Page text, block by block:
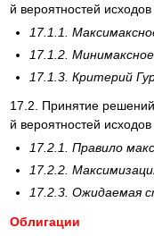
й вероятностей исходов
17.1.1.
17.1.2.
17.1.3. Критерий
17.2. Принятие
й вероятностей исходов
17.2.1. Правило
17.2.2.
17.2.3. Ожидаемая
Облигации